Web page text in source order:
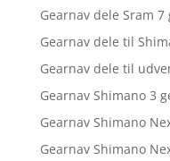
Gearnav dele Sram 7
Gearnav dele til
Gearnav dele til
Gearnav Shimano 3
Gearnav Shimano
Gearnav Shimano